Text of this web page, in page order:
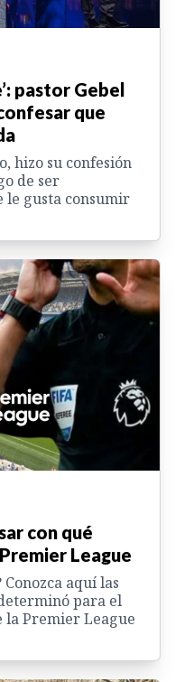
pastor Gebel
que
hizo su confesión
de ser
le gusta consumir
con qué
League
aquí las
para el
la Premier League